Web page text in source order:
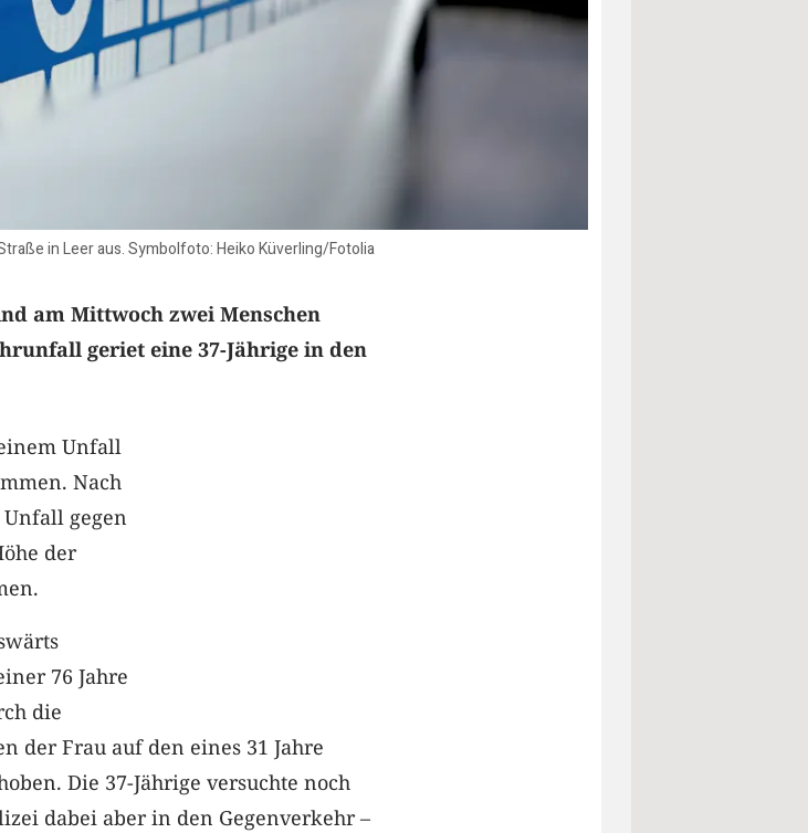
in Leer aus. Symbolfoto: Heiko Küverling/Fotolia
am Mittwoch zwei Menschen
geriet eine 37-Jährige in den
Unfall
Nach
gegen
der
76 Jahre
die
der Frau auf den eines 31 Jahre
Die 37-Jährige versuchte noch
dabei aber in den Gegenverkehr –